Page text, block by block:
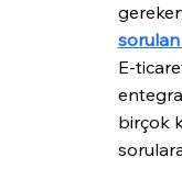
E-
birçok